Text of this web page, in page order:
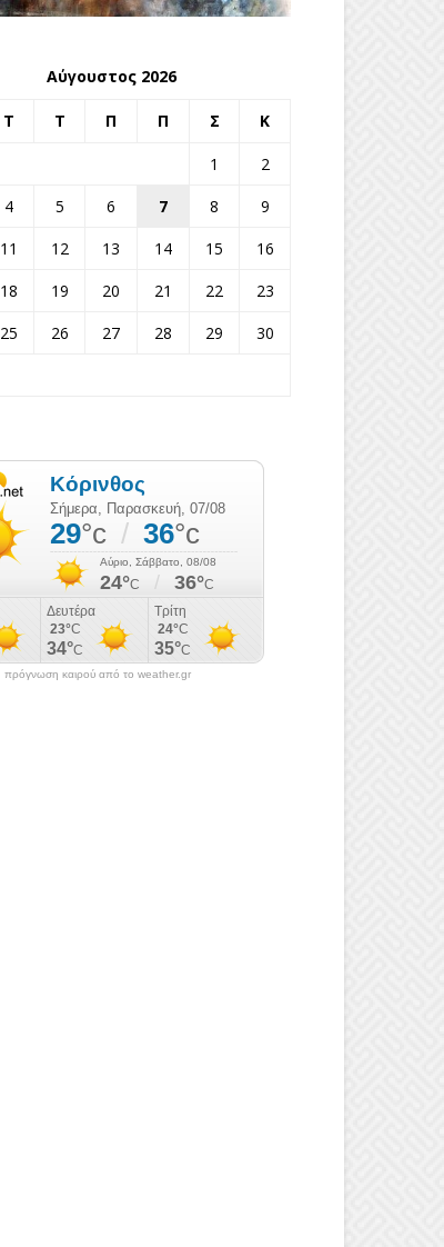
Αύγουστος 2026
Τ Τ Π Π Σ Κ
1
2
4 5 6 7 8
9
11 12 13 14 15
16
18 19 20 21 22
23
25 26 27 28 29
30
πρόγνωση καιρού από το weather.gr